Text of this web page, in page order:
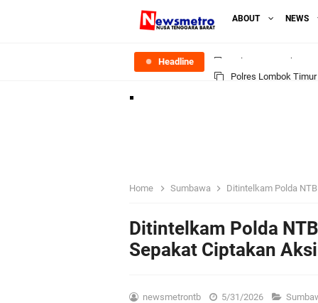
ABOUT NEWS
Headline Polres Lombok
Polres Lotim Gelar
Kapolda NTB Buka
Samapta Polresta
Home Sumbawa Ditintelkam Polda
Ditintelkam Polda
Sepakat Ciptakan
newsmetrontb 5/31/2026